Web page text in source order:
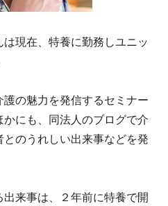
現在、特養に勤務しユニッ
の魅力を発信するセミナー
にも、同法人のブログで介
のうれしい出来事などを発
来事は、２年前に特養で開